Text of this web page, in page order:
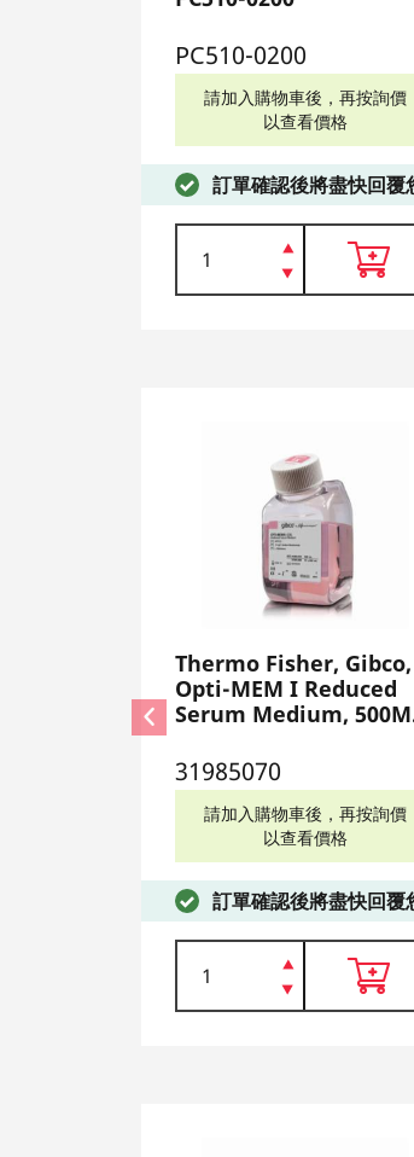
PC510-0200
請加入購物車後，再按詢價
以查看價格
訂單確認後將盡快回覆
Thermo Fisher, Gibco,
Opti-MEM I Reduced
Serum Medium,
31985070
請加入購物車後，再按詢價
以查看價格
訂單確認後將盡快回覆